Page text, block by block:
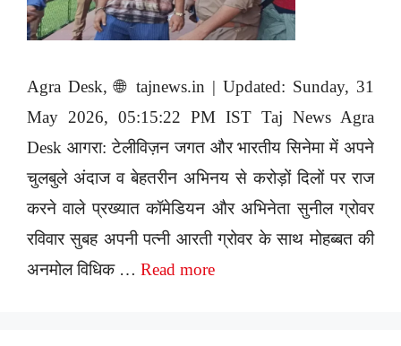
Agra Desk, 🌐 tajnews.in | Updated: Sunday, 31
May 2026, 05:15:22 PM IST Taj News Agra
Desk आगरा: टेलीविज़न जगत और भारतीय सिनेमा में अपने
चुलबुले अंदाज व बेहतरीन अभिनय से करोड़ों दिलों पर राज
करने वाले प्रख्यात कॉमेडियन और अभिनेता सुनील ग्रोवर
रविवार सुबह अपनी पत्नी आरती ग्रोवर के साथ मोहब्बत की
अनमोल विधिक … Read more